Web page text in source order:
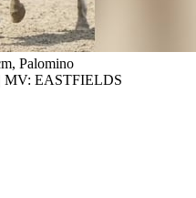
Palomino
EASTFIELDS